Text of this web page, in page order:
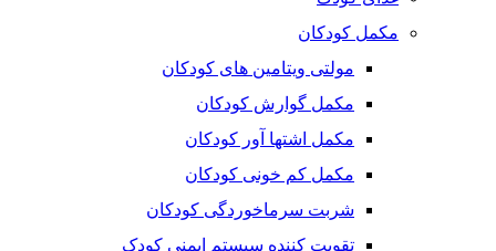
مکمل کودکان
مولتی ویتامین های کودکان
مکمل گوارش کودکان
مکمل اشتها آور کودکان
مکمل کم خونی کودکان
شربت سرماخوردگی کودکان
تقویت کننده سیستم ایمنی کودک